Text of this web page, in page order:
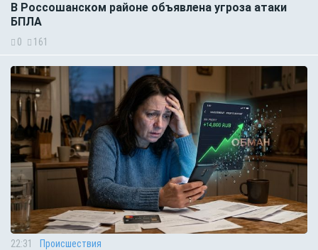
В Россошанском районе объявлена угроза атаки
БПЛА
0 161
22:31 Происшествия